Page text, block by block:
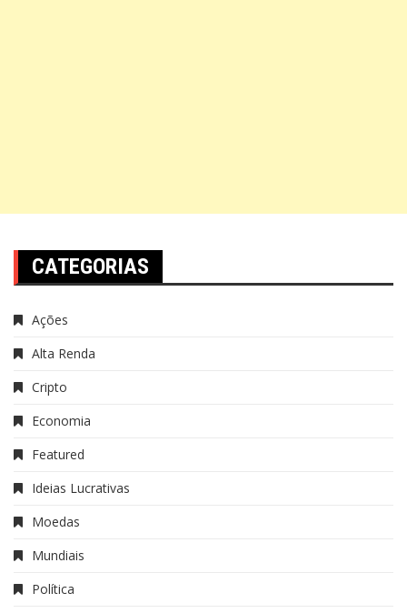
CATEGORIAS
Ações
Alta Renda
Cripto
Economia
Featured
Ideias Lucrativas
Moedas
Mundiais
Política